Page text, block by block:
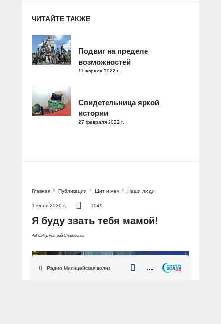
ЧИТАЙТЕ ТАКЖЕ
Подвиг на пределе
возможностей
11 апреля 2022 г.
Свидетельница яркой
истории
27 февраля 2022 г.
Главная Публикации Щит и меч Наши люди
1 июля 2020 г. 1549
Я буду звать тебя мамой!
АВТОР: Дмитрий Спиридонов
Радио Милицейская волна